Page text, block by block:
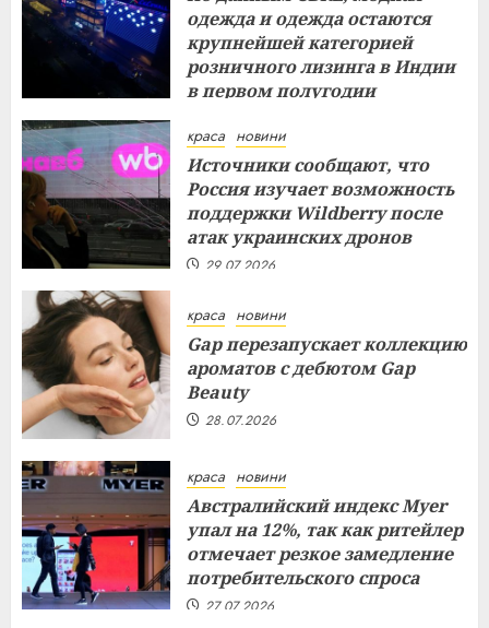
одежда и одежда остаются
крупнейшей категорией
розничного лизинга в Индии
в первом полугодии
краса новини
Источники сообщают, что
Россия изучает возможность
поддержки Wildberry после
атак украинских дронов
29.07.2026
краса новини
Gap перезапускает коллекцию
ароматов с дебютом Gap
Beauty
28.07.2026
краса новини
Австралийский индекс Myer
упал на 12%, так как ритейлер
отмечает резкое замедление
потребительского спроса
27.07.2026